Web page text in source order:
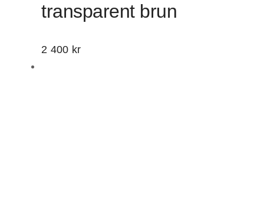
transparent brun
2 400 kr